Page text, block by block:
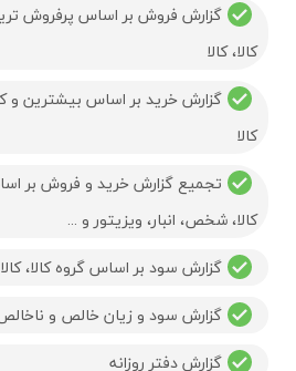
گزارش فروش بر اساس پرفروش
کالا، کالا
گزارش خرید بر اساس بیشترین و
کالا
تجمیع گزارش خرید و فروش بر
کالا، شخص، انبار، ویزیتور و ...
گزارش سود بر اساس گروه کالا، کالا
گزارش سود و زیان خالص و
گزارش دفتر روزانه